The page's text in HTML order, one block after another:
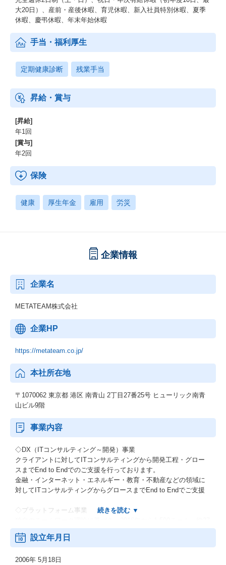
大20日）、産前・産後休暇、育児休暇、新入社員特別休暇、夏季
休暇、慶弔休暇、年末年始休暇
手当・福利厚生
定期健康診断 残業手当
昇給・賞与
[昇給]
年1回
[賞与]
年2回
保険
健康 厚生年金 雇用 労災
企業情報
企業名
METATEAM株式会社
企業HP
https://metateam.co.jp/
本社所在地
〒1070062 東京都 港区 南青山 2丁目27番25号 ヒューリック南青
山ビル9階
事業内容
◇DX（ITコンサルティング～開発）事業
クライアントに対してITコンサルティングから開発工程・グロー
スまでEnd to Endでのご支援を行っております。
金融・インターネット・エネルギー・教育・不動産などの領域に
対してITコンサルティングからグロースまでEnd to Endでご支援
◇プラットフォーム事業
万件のチームワークデータを収集・蓄積。
チームワークとITを掛け合わせ、開発チームの生産性向上、イノ
開発を行っています。
設立年月日
2006年 5月18日